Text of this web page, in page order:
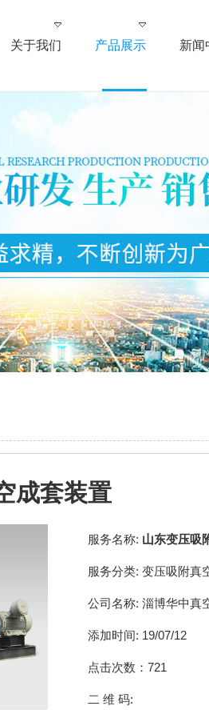
关于我们 产品展示 新闻
成套装置
服务名称: 山东变压吸
服务分类: 变压吸附真
公司名称: 淄博华中真
添加时间: 19/07/12
点击次数： 721
二 维 码: